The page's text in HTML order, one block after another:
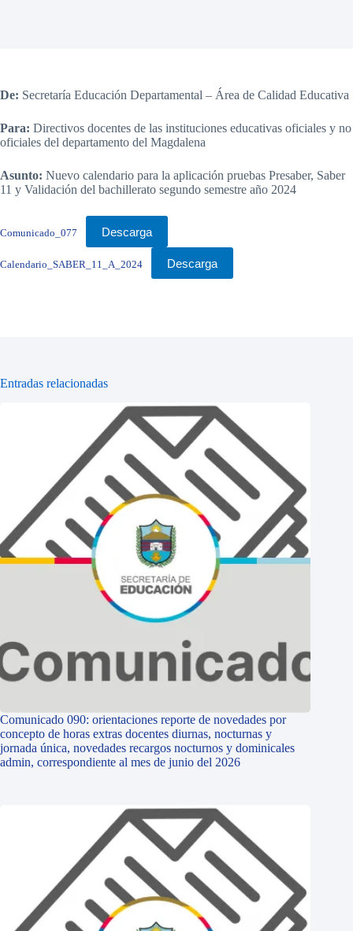
De: Secretaría Educación Departamental – Área de Calidad Educativa
Para: Directivos docentes de las instituciones educativas oficiales y no
oficiales del departamento del Magdalena
Asunto: Nuevo calendario para la aplicación pruebas Presaber, Saber
11 y Validación del bachillerato segundo semestre año 2024
Comunicado_077 Descarga
Calendario_SABER_11_A_2024 Descarga
Entradas relacionadas
Comunicado 090: orientaciones reporte de novedades por
concepto de horas extras docentes diurnas, nocturnas y
jornada única, novedades recargos nocturnos y dominicales
admin, correspondiente al mes de junio del 2026